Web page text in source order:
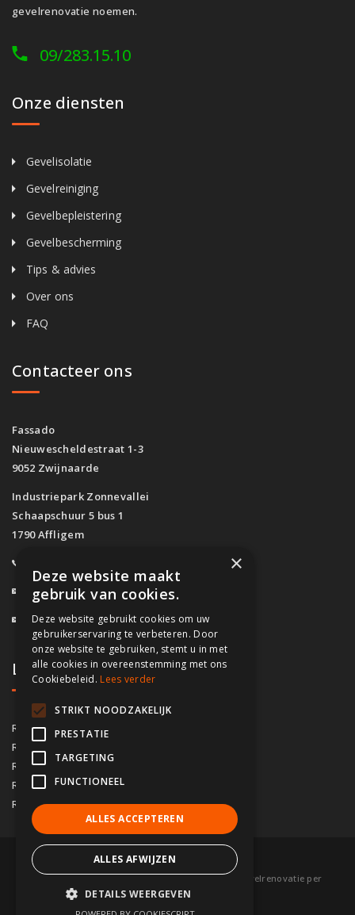
gevelrenovatie noemen.
09/283.15.10
Onze diensten
Gevelisolatie
Gevelreiniging
Gevelbepleistering
Gevelbescherming
Tips & advies
Over ons
FAQ
Contacteer ons
Fassado
Nieuwescheldestraat 1-3
9052 Zwijnaarde
Industriepark Zonnevallei
Schaapschuur 5 bus 1
1790 Affligem
info@fassado.be
BTW: BE 0700.617.934
Lokaal contact
Regio Antwerpen
Regio Brussel
Regio Gent 09/283.15.10
Regio Brugge 050/76.00.21
Regio Kortrijk 056/92.10.73
© 2026 Fassado |Voorwaarden|Sitemap
Gevelrenovatie per
gemeente|Partners
×
Deze website maakt
gebruik van cookies.
Deze website gebruikt cookies om uw
gebruikerservaring te verbeteren. Door
onze website te gebruiken, stemt u in met
alle cookies in overeenstemming met ons
Cookiebeleid. Lees verder
STRIKT NOODZAKELIJK
PRESTATIE
TARGETING
FUNCTIONEEL
ALLES ACCEPTEREN
ALLES AFWIJZEN
DETAILS WEERGEVEN